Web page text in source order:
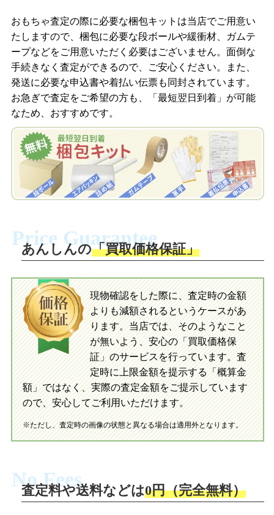
商品を撮影して、査定フォームから画像
を送信します。
梱包キットをメールで申し込み
査定結果をメールで確認し、梱包キット
を申し込みます。梱包キットは送料無料
でお届けします。
自宅でおもちゃを発送・梱包
梱包キットに同封する発送ガイドの手順
送。当店へ無料で発送いただけます。
入金完了
当店に査定したおもちゃがご到着後、ご
指定の口座に即日入金可能です。
買取の流れ 写真の撮影方法
「ジョニージョイLINE査定」を友だちに
追加し、スマートフォンなどのカメラで
撮影したおもちゃの写真をトーク中に送
梱包キットをLINEで申し込み
査定結果をLINEで確認し、梱包キットを
申し込みます。梱包キットは送料無料で
お届けします。
自宅でおもちゃを発送・梱包
ださい。お電話にて集荷依頼を行い発
送。当店へ無料で発送いただけます。
当店に査定したおもちゃがご到着後、ご
指定の口座に即日入金可能です。
初めての方へ LINE査定の流れ 写真の撮影方法
おもちゃ査定の際に必要な梱包キットは当店でご用意い
たしますので、梱包に必要な段ボールや緩衝材、ガムテ
ープなどをご用意いただく必要はございません。面倒な
手続きなく査定ができるので、ご安心ください。また、
発送に必要な申込書や着払い伝票も同封されています。
お急ぎで査定をご希望の方も、「最短翌日到着」が可能
なため、おすすめです。
Price Guarantee
あんしんの「買取価格保証」
現物確認をした際に、査定時の金額
よりも減額されるというケースがあ
ります。当店では、そのようなこと
が無いよう、安心の「買取価格保
証」のサービスを行っています。査
定時に上限金額を提示する「概算金
額」ではなく、実際の査定金額をご提示しています
ので、安心してご利用いただけます。
※ただし、査定時の画像の状態と異なる場合は適用外となります。
No Fees
査定料や送料などは0円（完全無料）